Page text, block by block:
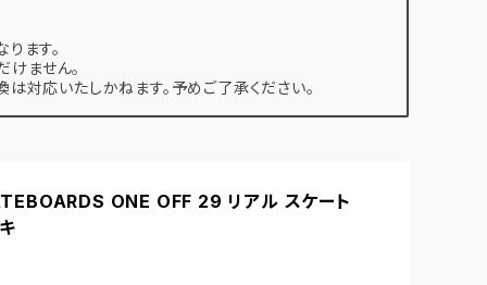
ます。
ません。
対応いたしかねます。予めご了承ください。
ONE OFF 29 リアル スケート